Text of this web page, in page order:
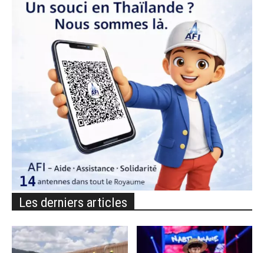
Les derniers articles